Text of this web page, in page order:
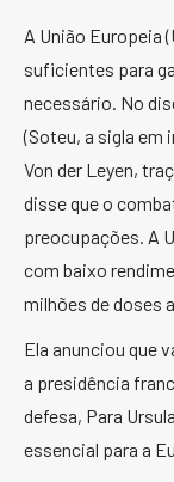
A União Europeia
suficientes para
necessário. No
(Soteu, a sigla em
Von der Leyen,
disse que o
preocupações. A
com baixo
milhões de doses
Ela anunciou que
a presidência
defesa, Para
essencial para a